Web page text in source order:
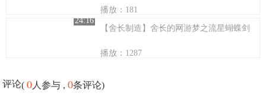
播放：181
24:16
【舍长制造】舍长的网游梦之流星蝴蝶剑
播放：1287
评论(0 人参与 ,0条评论)